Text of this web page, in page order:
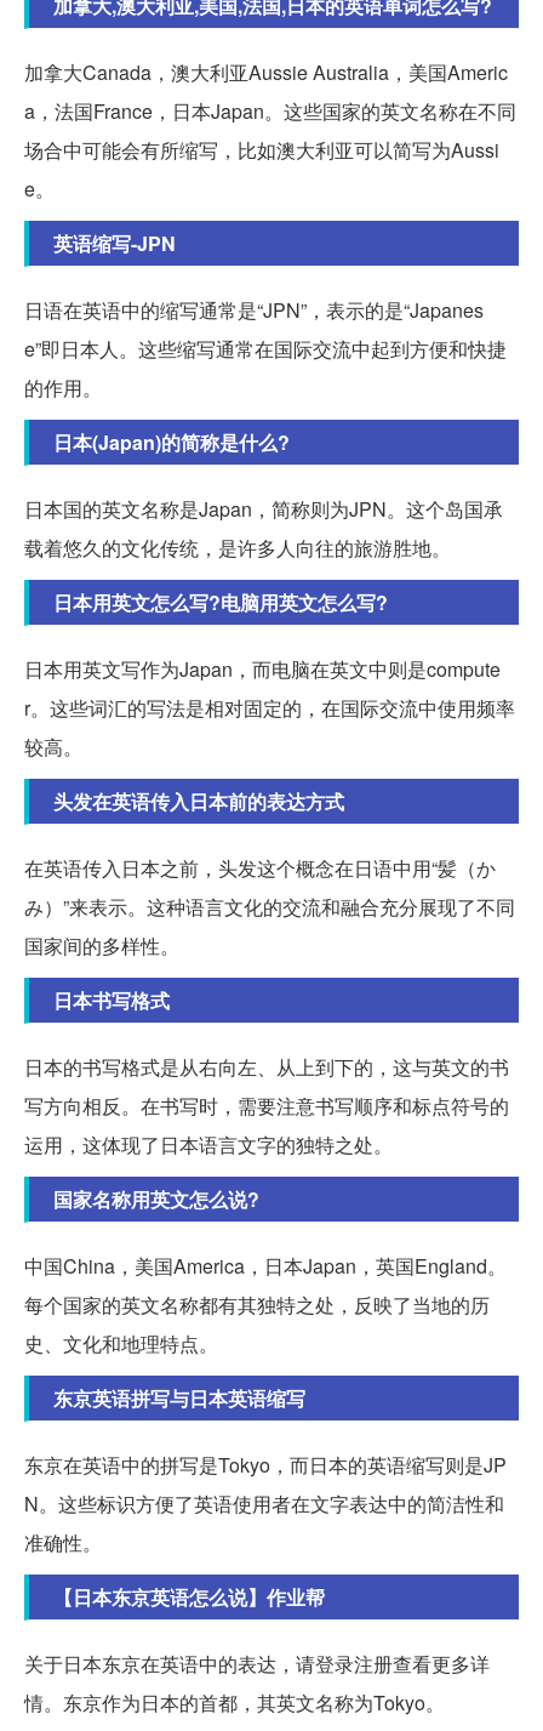
加拿大Canada，澳大利亚Aussie Australia，美国Americ
a，法国France，日本Japan。这些国家的英文名称在不同
场合中可能会有所缩写，比如澳大利亚可以简写为Aussi
e。
英语缩写-JPN
日语在英语中的缩写通常是“JPN”，表示的是“Japanes
e”即日本人。这些缩写通常在国际交流中起到方便和快捷
的作用。
日本(Japan)的简称是什么?
日本国的英文名称是Japan，简称则为JPN。这个岛国承
载着悠久的文化传统，是许多人向往的旅游胜地。
日本用英文怎么写?电脑用英文怎么写?
日本用英文写作为Japan，而电脑在英文中则是compute
r。这些词汇的写法是相对固定的，在国际交流中使用频率
较高。
头发在英语传入日本前的表达方式
在英语传入日本之前，头发这个概念在日语中用“髪（か
み）”来表示。这种语言文化的交流和融合充分展现了不同
国家间的多样性。
日本书写格式
日本的书写格式是从右向左、从上到下的，这与英文的书
写方向相反。在书写时，需要注意书写顺序和标点符号的
运用，这体现了日本语言文字的独特之处。
国家名称用英文怎么说?
中国China，美国America，日本Japan，英国England。
每个国家的英文名称都有其独特之处，反映了当地的历
史、文化和地理特点。
东京英语拼写与日本英语缩写
东京在英语中的拼写是Tokyo，而日本的英语缩写则是JP
N。这些标识方便了英语使用者在文字表达中的简洁性和
准确性。
【日本东京英语怎么说】作业帮
关于日本东京在英语中的表达，请登录注册查看更多详
情。东京作为日本的首都，其英文名称为Tokyo。